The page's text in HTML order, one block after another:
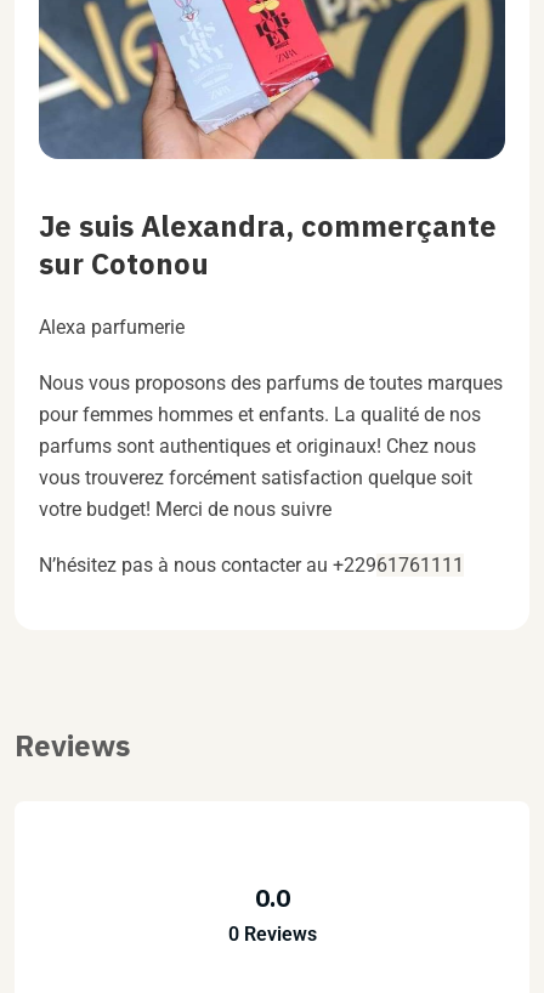
Je suis Alexandra, commerçante
sur Cotonou
Alexa parfumerie
Nous vous proposons des parfums de toutes marques
pour femmes hommes et enfants. La qualité de nos
parfums sont authentiques et originaux! Chez nous
vous trouverez forcément satisfaction quelque soit
votre budget! Merci de nous suivre
N’hésitez pas à nous contacter au +22961761111
Reviews
0.0
0 Reviews